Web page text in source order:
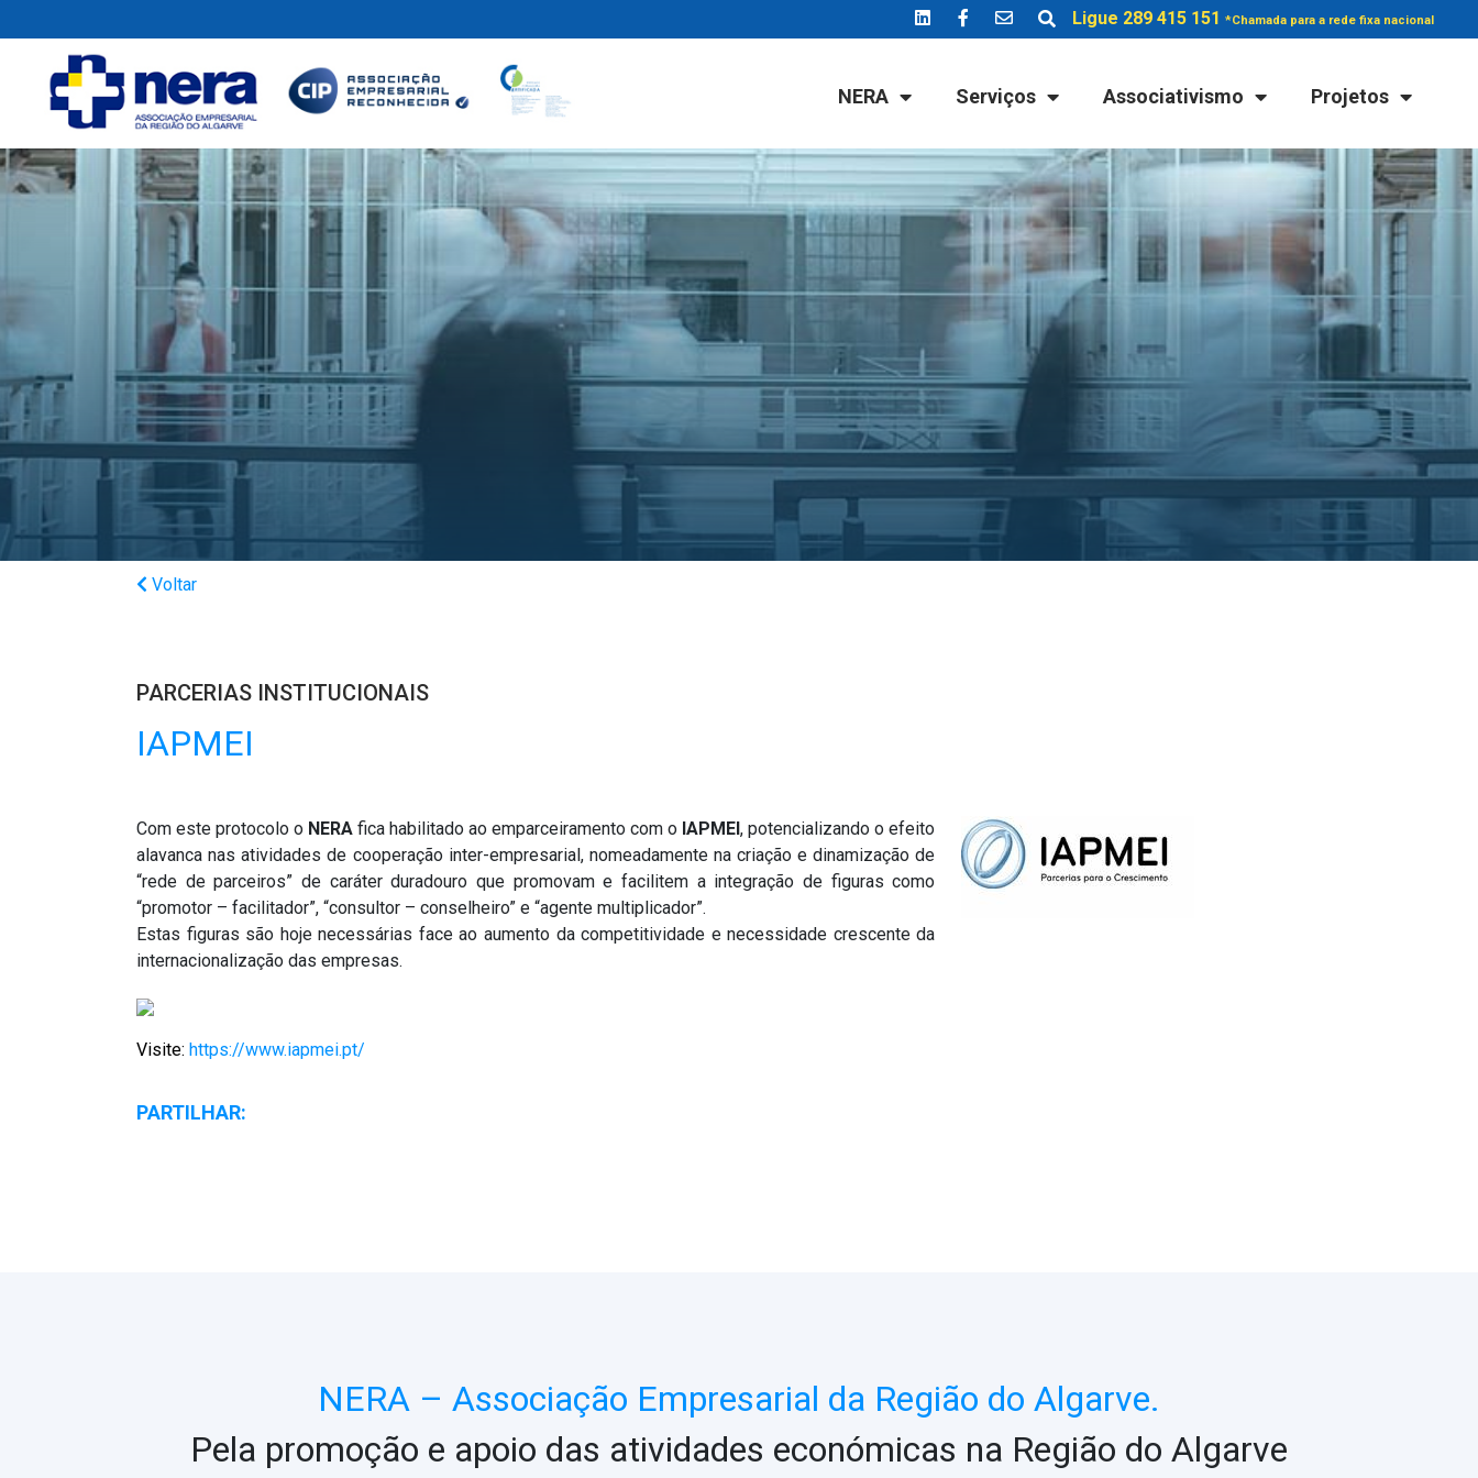
Ligue 289 415 151 *Chamada para a rede fixa nacional
NERA Serviços Associativismo Projetos
Voltar
PARCERIAS INSTITUCIONAIS
IAPMEI
Com este protocolo o NERAfica habilitado ao emparceiramento com o IAPMEI, potencializando o efeito
alavanca nas atividades de cooperação inter-empresarial, nomeadamente na criação e dinamização de
“rede de parceiros” de caráter duradouro que promovam e facilitem a integração de figuras como
“promotor – facilitador”, “consultor – conselheiro” e “agente multiplicador”.
Estas figuras são hoje necessárias face ao aumento da competitividade e necessidade crescente da
internacionalização das empresas.
Visite: https://www.iapmei.pt/
PARTILHAR:
NERA – Associação Empresarial da Região do Algarve.
Pela promoção e apoio das atividades económicas na Região do Algarve